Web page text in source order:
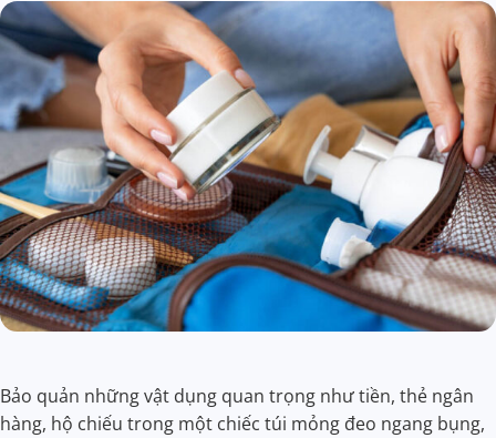
Bảo quản những vật dụng quan trọng như tiền, thẻ ngân
hàng, hộ chiếu trong một chiếc túi mỏng đeo ngang bụng,